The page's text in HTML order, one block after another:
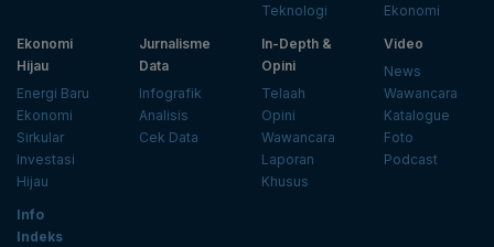
Teknologi
Ekonomi
Ekonomi
Hijau
Energi Baru
Ekonomi
Sirkular
Investasi
Hijau
Jurnalisme
Data
Infografik
Analisis
Cek Data
In-Depth &
Opini
Telaah
Opini
Wawancara
Laporan
Khusus
Video
News
Wawancara
Katalogue
Foto
Podcast
Info
Indeks